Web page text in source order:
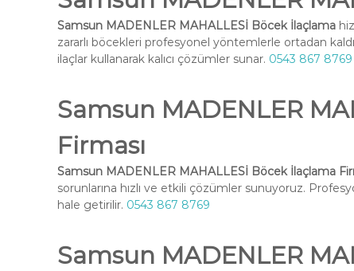
Samsun MADENLER MAHALLESİ Böcek İlaçlama
zararlı böcekleri profesyonel yöntemlerle ortadan
ilaçlar kullanarak kalıcı çözümler sunar. 0543 867 8769
Samsun MADENLER
Firması
Samsun MADENLER MAHALLESİ Böcek İlaçlama
sorunlarına hızlı ve etkili çözümler sunuyoruz.
hale getirilir. 0543 867 8769
Samsun MADENLER